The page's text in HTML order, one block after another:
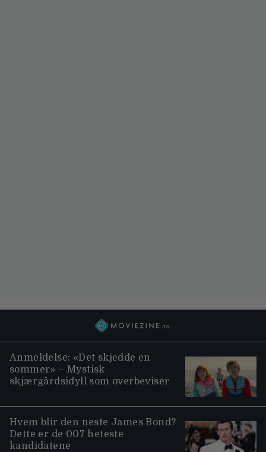
Anmeldelse: «Det skjedde en
sommer» – Mystisk
skjærgårdsidyll som overbeviser
Hvem blir den neste James Bond?
Dette er de 007 heteste
kandidatene